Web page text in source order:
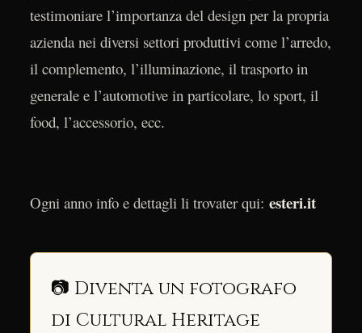
testimoniare l’importanza del design per la propria
azienda nei diversi settori produttivi come l’arredo,
il complemento, l’illuminazione, il trasporto in
generale e l’automotive in particolare, lo sport, il
food, l’accessorio, ecc.
Ogni anno info e dettagli li trovater qui: esteri.it
📷 Diventa un fotografo
di Cultural Heritage